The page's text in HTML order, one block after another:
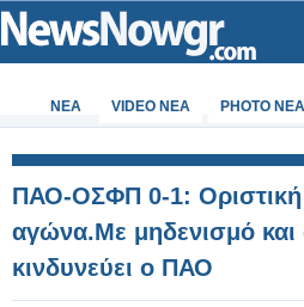
ΝΕΑ VIDEO NEA PHOTO NEA
ΠΑΟ-ΟΣΦΠ 0-1: Οριστική
αγώνα.Με μηδενισμό
κινδυνεύει ο ΠΑΟ